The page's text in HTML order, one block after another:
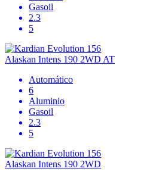
Gasoil
2.3
5
Alaskan Intens 190 2WD AT
Automático
6
Aluminio
Gasoil
2.3
5
Alaskan Intens 190 2WD